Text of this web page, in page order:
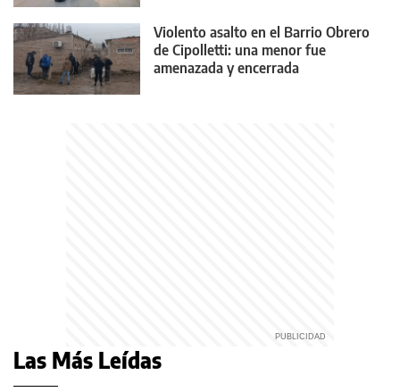
Violento asalto en el Barrio Obrero
de Cipolletti: una menor fue
amenazada y encerrada
Las Más Leídas